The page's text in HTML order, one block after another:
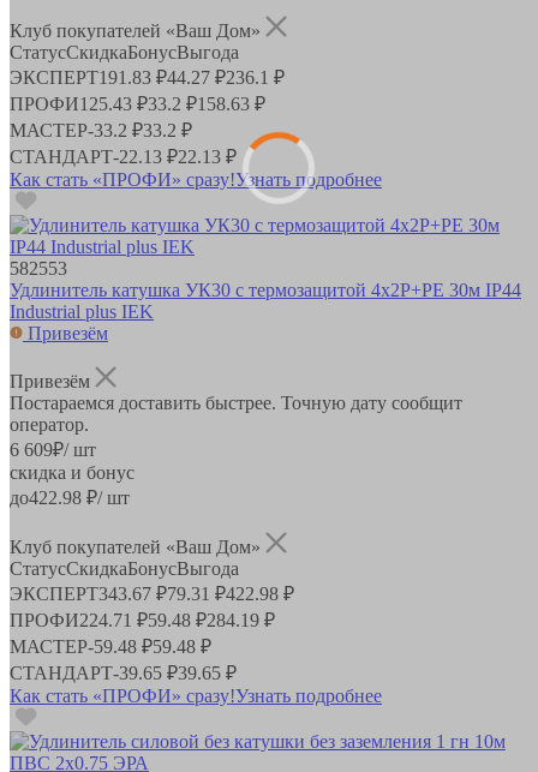
Клуб покупателей «Ваш Дом»
СтатусСкидкаБонусВыгода
ЭКСПЕРТ191.83 ₽44.27 ₽236.1 ₽
ПРОФИ125.43 ₽33.2 ₽158.63 ₽
МАСТЕР-33.2 ₽33.2 ₽
СТАНДАРТ-22.13 ₽22.13 ₽
Как стать «ПРОФИ» сразу!Узнать подробнее
582553
Удлинитель катушка УК30 с термозащитой 4х2Р+PЕ 30м IP44
Industrial plus IEK
Привезём
Привезём
Постараемся доставить быстрее. Точную дату сообщит
оператор.
6 609₽/ шт
скидка и бонус
до422.98 ₽/ шт
Клуб покупателей «Ваш Дом»
СтатусСкидкаБонусВыгода
ЭКСПЕРТ343.67 ₽79.31 ₽422.98 ₽
ПРОФИ224.71 ₽59.48 ₽284.19 ₽
МАСТЕР-59.48 ₽59.48 ₽
СТАНДАРТ-39.65 ₽39.65 ₽
Как стать «ПРОФИ» сразу!Узнать подробнее